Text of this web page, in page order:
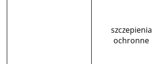
szczepienia
ochronne